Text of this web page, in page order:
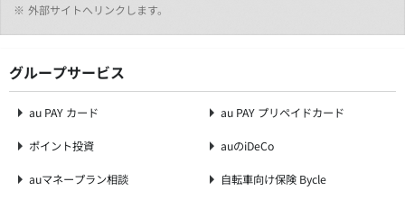
※ 外部サイトへリンクします。
グループサービス
au PAY カード au PAY プリペイドカード
ポイント投資 auのiDeCo
auマネープラン相談 自転車向け保険 Bycle